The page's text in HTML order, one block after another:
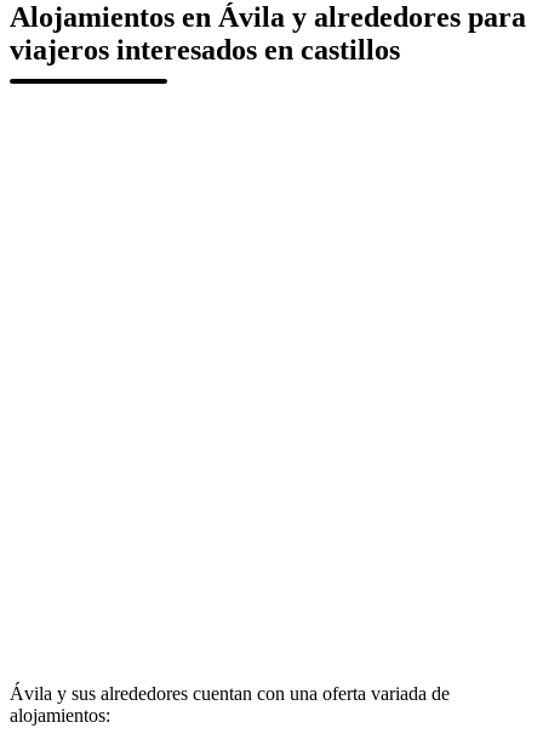
Alojamientos en Ávila y alrededores para
viajeros interesados en castillos
Ávila y sus alrededores cuentan con una oferta variada de
alojamientos: